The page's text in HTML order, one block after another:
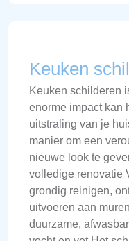
Keuken
Keuken schilderen
enorme impact kan
uitstraling van je
manier om een
nieuwe look te
volledige renovatie
grondig reinigen,
uitvoeren aan
duurzame,